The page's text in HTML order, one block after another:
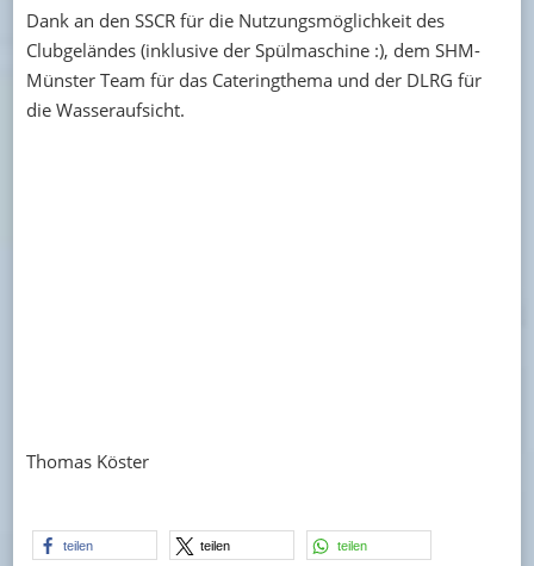
Dank an den SSCR für die Nutzungsmöglichkeit des
Clubgeländes (inklusive der Spülmaschine :), dem SHM-
Münster Team für das Cateringthema und der DLRG für
die Wasseraufsicht.
Thomas Köster
teilen teilen teilen